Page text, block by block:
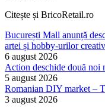
Citește și BricoRetail.ro
București Mall anunță
artei și hobby-urilor
6 august 2026
Action deschide două noi
5 august 2026
Romanian DIY market –
3 august 2026